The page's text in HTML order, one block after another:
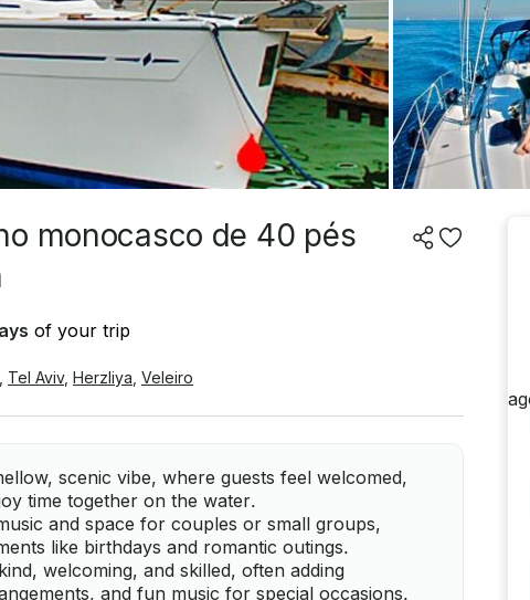
monocasco de 40 pés
of your trip
Tel Aviv, Herzliya Veleiro
scenic vibe, where guests feel welcomed,
time together on the water.
and space for couples or small groups,
like birthdays and romantic outings.
welcoming, and skilled, often adding
and fun music for special occasions.